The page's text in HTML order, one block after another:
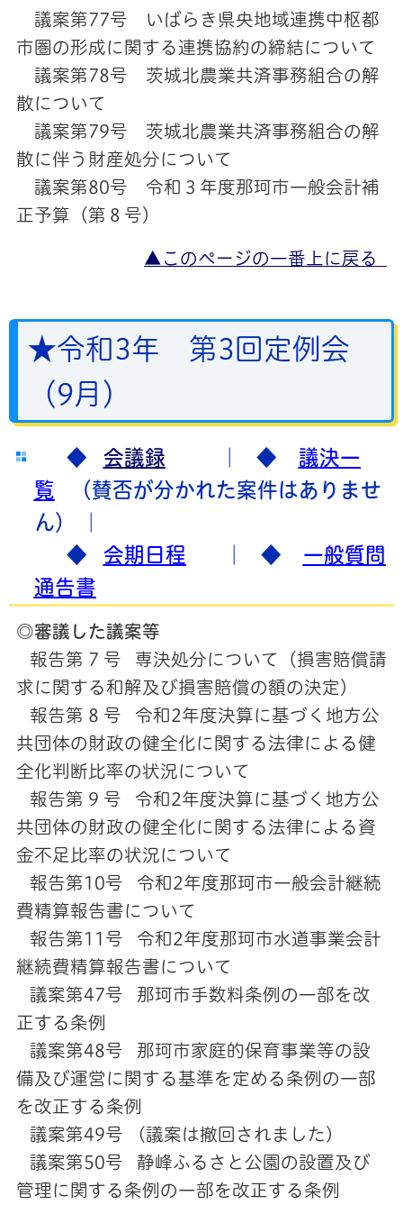
議案第77号 いばらき県央地域連携中枢都
市圏の形成に関する連携協約の締結について
議案第78号 茨城北農業共済事務組合の解
散について
議案第79号 茨城北農業共済事務組合の解
散に伴う財産処分について
議案第80号 令和３年度那珂市一般会計補
正予算（第８号）
▲このページの一番上に戻る
★令和3年 第3回定例会
（9月）
◆ 会議録 ｜ ◆ 議決一
覧 （賛否が分かれた案件はありませ
ん）
◆ 会期日程 ｜ ◆ 一般質問
通告書
◎審議した議案等
報告第 7 号 専決処分について（損害賠償請
求に関する和解及び損害賠償の額の決定）
報告第 8 号 令和2年度決算に基づく地方公
共団体の財政の健全化に関する法律による健
全化判断比率の状況について
報告第 9 号 令和2年度決算に基づく地方公
共団体の財政の健全化に関する法律による資
金不足比率の状況について
報告第10号 令和2年度那珂市一般会計継続
費精算報告書について
報告第11号 令和2年度那珂市水道事業会計
継続費精算報告書について
議案第47号 那珂市手数料条例の一部を改
正する条例
議案第48号 那珂市家庭的保育事業等の設
備及び運営に関する基準を定める条例の一部
を改正する条例
議案第49号 (議案は撤回されました)
議案第50号 静峰ふるさと公園の設置及び
管理に関する条例の一部を改正する条例